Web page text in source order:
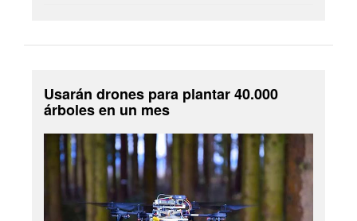
Usarán drones para plantar 40.000
árboles en un mes